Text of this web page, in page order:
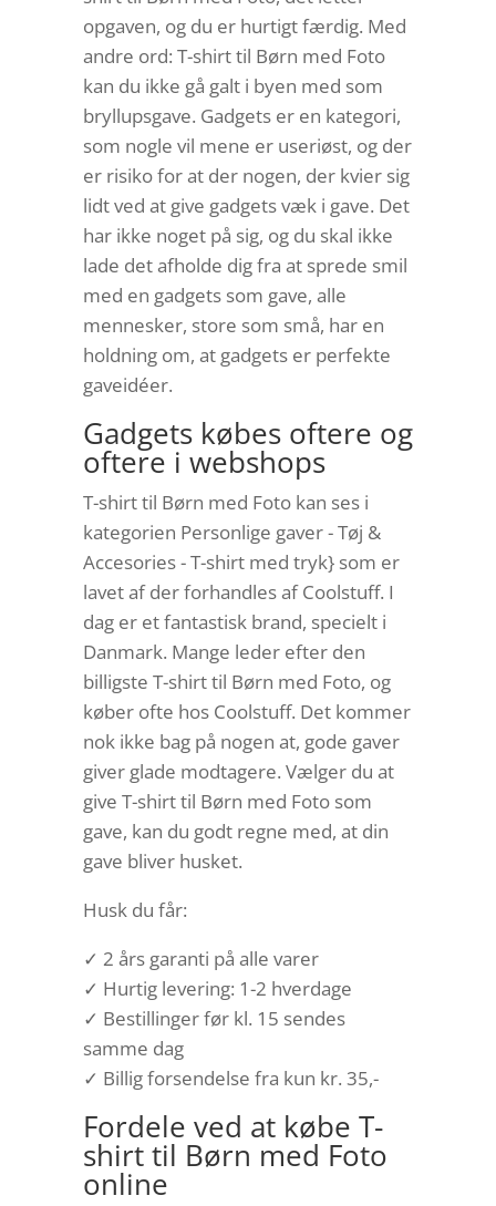
opgaven, og du er hurtigt færdig. Med
andre ord: T-shirt til Børn med Foto
kan du ikke gå galt i byen med som
bryllupsgave. Gadgets er en kategori,
som nogle vil mene er useriøst, og der
er risiko for at der nogen, der kvier sig
lidt ved at give gadgets væk i gave. Det
har ikke noget på sig, og du skal ikke
lade det afholde dig fra at sprede smil
med en gadgets som gave, alle
mennesker, store som små, har en
holdning om, at gadgets er perfekte
gaveidéer.
Gadgets købes oftere og
oftere i webshops
T-shirt til Børn med Foto kan ses i
kategorien Personlige gaver - Tøj &
Accesories - T-shirt med tryk} som er
lavet af der forhandles af Coolstuff. I
dag er et fantastisk brand, specielt i
Danmark. Mange leder efter den
billigste T-shirt til Børn med Foto, og
køber ofte hos Coolstuff. Det kommer
nok ikke bag på nogen at, gode gaver
giver glade modtagere. Vælger du at
give T-shirt til Børn med Foto som
gave, kan du godt regne med, at din
gave bliver husket.
Husk du får:
✓ 2 års garanti på alle varer
✓ Hurtig levering: 1-2 hverdage
✓ Bestillinger før kl. 15 sendes
samme dag
✓ Billig forsendelse fra kun kr. 35,-
Fordele ved at købe T-
shirt til Børn med Foto
online